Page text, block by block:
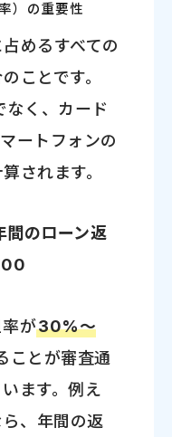
）の重要性
めるすべての
ことです。
なく、カード
ートフォンの
されます。
間のローン返
が30%～
ことが審査通
ます。例え
、年間の返